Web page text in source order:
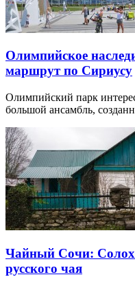
Олимпийское
маршрут по Сириусу
Олимпийский парк
большой ансамбль,
Чайный Сочи:
русского чая